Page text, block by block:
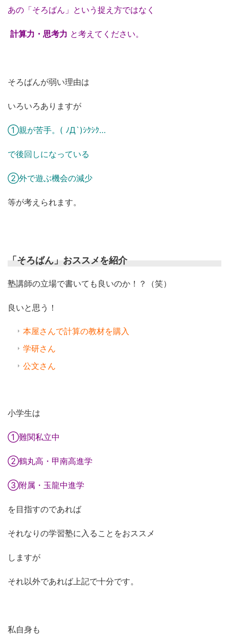
あの「そろばん」という捉え方ではなく
計算力・思考力 と考えてください。
そろばんが弱い理由は
いろいろありますが
①親が苦手。( ﾉД`)ｼｸｼｸ…
で後回しになっている
②外で遊ぶ機会の減少
等が考えられます。
「そろばん」おススメを紹介
塾講師の立場で書いても良いのか！？（笑）
良いと思う！
本屋さんで計算の教材を購入
学研さん
公文さん
小学生は
①難関私立中
②鶴丸高・甲南高進学
③附属・玉龍中進学
を目指すのであれば
それなりの学習塾に入ることをおススメ
しますが
それ以外であれば上記で十分です。
私自身も